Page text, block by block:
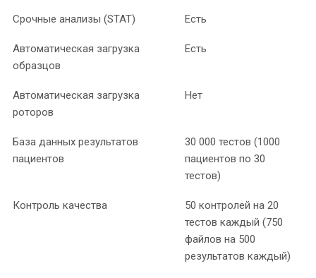
Срочные анализы (STAT) Есть
Автоматическая загрузка
образцов
Есть
Автоматическая загрузка
роторов
Нет
База данных результатов
пациентов
30 000 тестов (1000
пациентов по 30
тестов)
Контроль качества
50 контролей на 20
тестов каждый (750
файлов на 500
результатов каждый)